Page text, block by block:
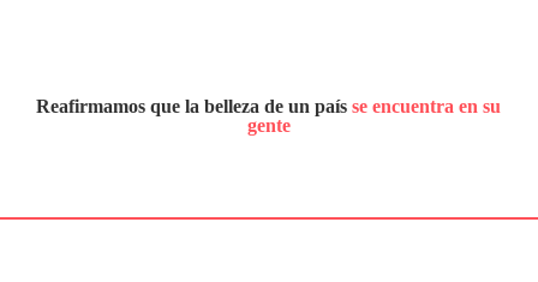
Reafirmamos que la belleza de un país se encuentra en su
gente